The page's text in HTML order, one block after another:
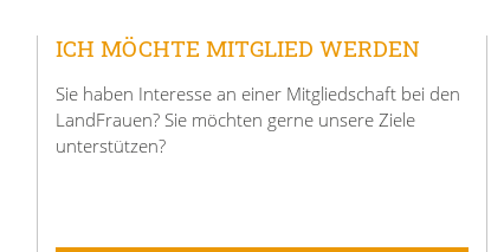
ICH MÖCHTE MITGLIED WERDEN
Sie haben Interesse an einer Mitgliedschaft bei den
LandFrauen? Sie möchten gerne unsere Ziele
unterstützen?